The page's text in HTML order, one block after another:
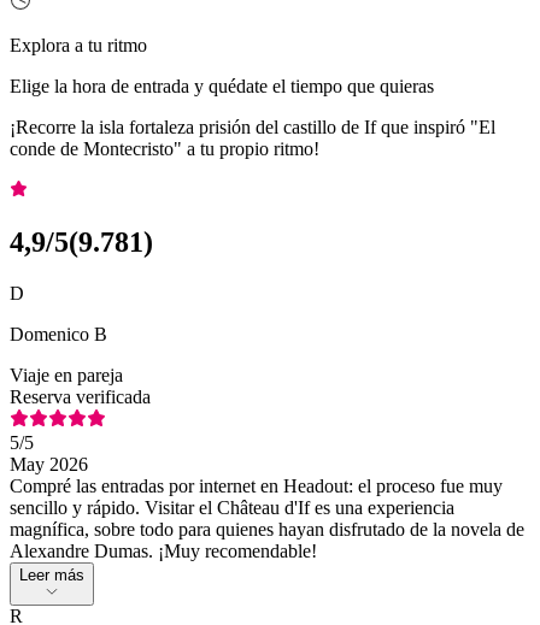
Explora a tu ritmo
Elige la hora de entrada y quédate el tiempo que quieras
¡Recorre la isla fortaleza prisión del castillo de If que inspiró "El
conde de Montecristo" a tu propio ritmo!
4,9/5(9.781)
D
Domenico B
Viaje en pareja
Reserva verificada
5/5
May 2026
Compré las entradas por internet en Headout: el proceso fue muy
sencillo y rápido. Visitar el Château d'If es una experiencia
magnífica, sobre todo para quienes hayan disfrutado de la novela de
Alexandre Dumas. ¡Muy recomendable!
Leer más
R